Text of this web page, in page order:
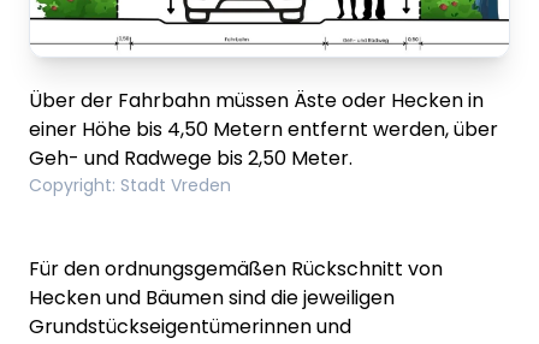
Über der Fahrbahn müssen Äste oder Hecken in
einer Höhe bis 4,50 Metern entfernt werden, über
Geh- und Radwege bis 2,50 Meter.
Copyright: Stadt Vreden
Für den ordnungsgemäßen Rückschnitt von
Hecken und Bäumen sind die jeweiligen
Grundstückseigentümerinnen und